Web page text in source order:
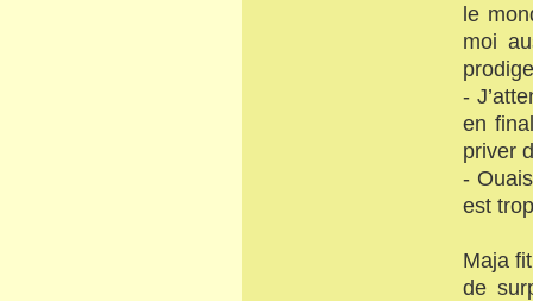
le
moi
-
en
priver
-
est
Maja
de